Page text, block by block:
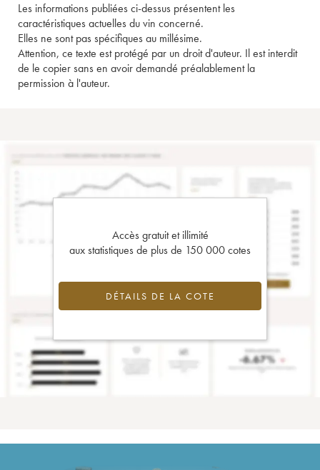
Les informations publiées ci-dessus présentent les
caractéristiques actuelles du vin concerné.
Elles ne sont pas spécifiques au millésime.
Attention, ce texte est protégé par un droit d'auteur. Il est interdit
de le copier sans en avoir demandé préalablement la
permission à l'auteur.
Accès gratuit et illimité
aux statistiques de plus de 150 000 cotes
DÉTAILS DE LA COTE